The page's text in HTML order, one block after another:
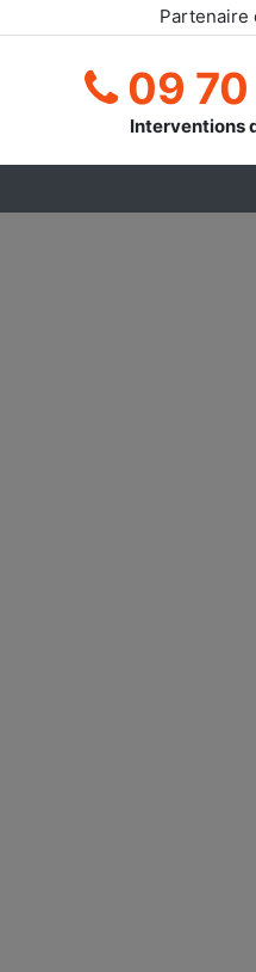
Partenaire
09 70
Interventions